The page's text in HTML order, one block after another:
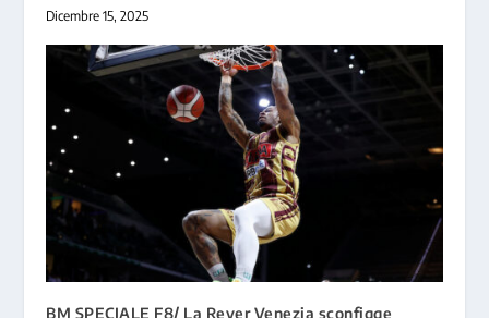
Dicembre 15, 2025
BM SPECIALE F8/ La Reyer Venezia sconfigge